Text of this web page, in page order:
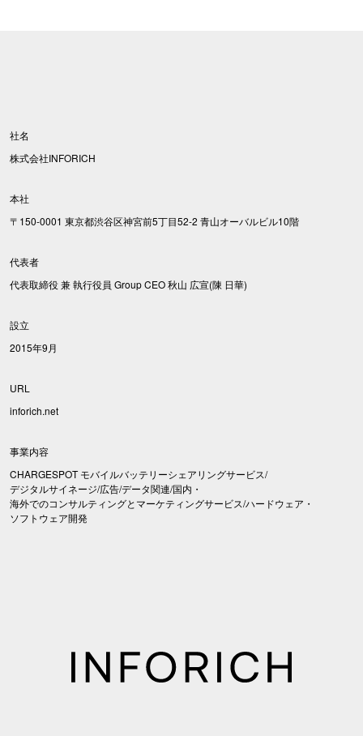
社名
株式会社INFORICH
本社
〒150-0001 東京都渋谷区神宮前5丁目52-2 青山オーバルビル10階
代表者
代表取締役 兼 執行役員 Group CEO 秋山 広宣(陳 日華)
設立
2015年9月
URL
inforich.net
事業内容
CHARGESPOT モバイルバッテリーシェアリングサービス/
デジタルサイネージ/広告/データ関連/国内・
海外でのコンサルティングとマーケティングサービス/ハードウェア・
ソフトウェア開発